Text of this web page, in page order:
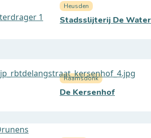
Heusden
Stadsslijterij De
Raamsdonk
De Kersenhof